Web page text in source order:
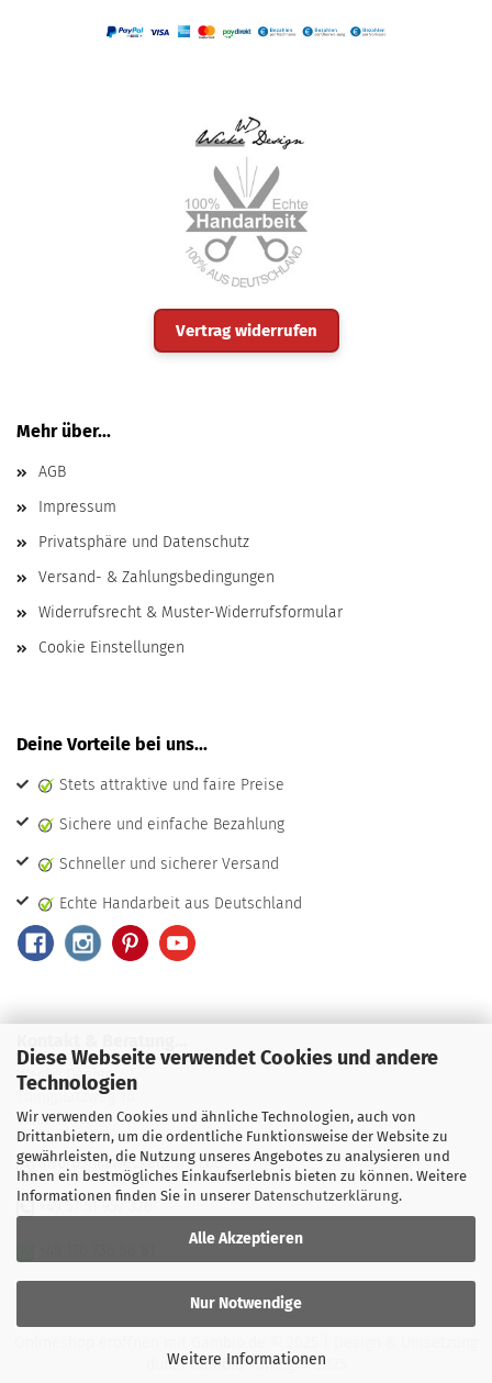
Diese Webseite verwendet Cookies und andere
Technologien
Wir verwenden Cookies und ähnliche Technologien, auch von
Drittanbietern, um die ordentliche Funktionsweise der Website zu
gewährleisten, die Nutzung unseres Angebotes zu analysieren und
Ihnen ein bestmögliches Einkaufserlebnis bieten zu können. Weitere
Informationen finden Sie in unserer Datenschutzerklärung.
Alle Akzeptieren
Nur Notwendige
Weitere Informationen
Vertrag widerrufen
Mehr über...
AGB
Impressum
Privatsphäre und Datenschutz
Versand- & Zahlungsbedingungen
Widerrufsrecht & Muster-Widerrufsformular
Cookie Einstellungen
Deine Vorteile bei uns...
Stets attraktive und faire Preise
Sichere und einfache Bezahlung
Schneller und sicherer Versand
Echte Handarbeit aus Deutschland
Wecke Design
Thingplatzweg 16
31737 Rinteln
airbrush@weckedesign.de
+49 57 51 957 326
durchGambio-Tuning© 2025